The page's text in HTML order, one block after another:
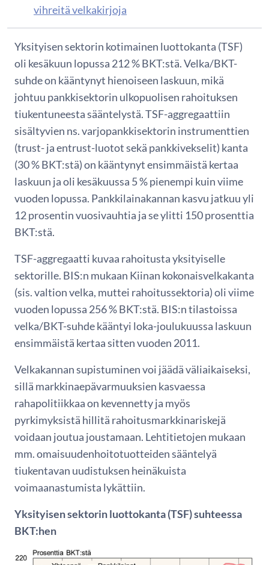
vihreitä velkakirjoja
Yksityisen sektorin kotimainen luottokanta (TSF)
oli kesäkuun lopussa 212 % BKT:stä. Velka/BKT-
suhde on kääntynyt hienoiseen laskuun, mikä
johtuu pankkisektorin ulkopuolisen rahoituksen
tiukentuneesta sääntelystä. TSF-aggregaattiin
sisältyvien ns. varjopankkisektorin instrumenttien
(trust- ja entrust-luotot sekä pankkivekselit) kanta
(30 % BKT:stä) on kääntynyt ensimmäistä kertaa
laskuun ja oli kesäkuussa 5 % pienempi kuin viime
vuoden lopussa. Pankkilainakannan kasvu jatkuu yli
12 prosentin vuosivauhtia ja se ylitti 150 prosenttia
BKT:stä.
TSF-aggregaatti kuvaa rahoitusta yksityiselle
sektorille. BIS:n mukaan Kiinan kokonaisvelkakanta
(sis. valtion velka, muttei rahoitussektoria) oli viime
vuoden lopussa 256 % BKT:stä. BIS:n tilastoissa
velka/BKT-suhde kääntyi loka-joulukuussa laskuun
ensimmäistä kertaa sitten vuoden 2011.
Velkakannan supistuminen voi jäädä väliaikaiseksi,
sillä markkinaepävarmuuksien kasvaessa
rahapolitiikkaa on kevennetty ja myös
pyrkimyksistä hillitä rahoitusmarkkinariskejä
voidaan joutua joustamaan. Lehtitietojen mukaan
mm. omaisuudenhoitotuotteiden sääntelyä
tiukentavan uudistuksen heinäkuista
voimaanastumista lykättiin.
Yksityisen sektorin luottokanta (TSF) suhteessa
BKT:hen